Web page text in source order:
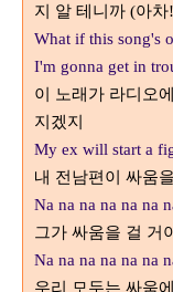
지 알 테니까 (아차
What if this song's
I'm gonna get in
이 노래가 라디오
지겠지
My ex will start a
내 전남편이 싸움
Na na na na na na
그가 싸움을 걸 거
Na na na na na na
우리 모두는 싸움